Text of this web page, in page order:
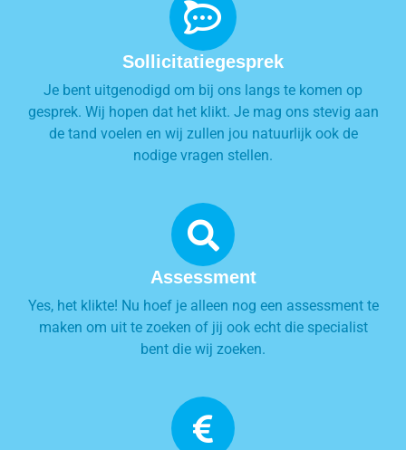
Sollicitatiegesprek
Je bent uitgenodigd om bij ons langs te komen op
gesprek. Wij hopen dat het klikt. Je mag ons stevig aan
de tand voelen en wij zullen jou natuurlijk ook de
nodige vragen stellen.
Assessment
Yes, het klikte! Nu hoef je alleen nog een assessment te
maken om uit te zoeken of jij ook echt die specialist
bent die wij zoeken.